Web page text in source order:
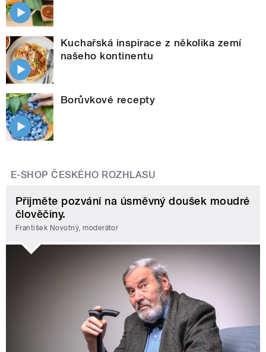
Kuchařská inspirace z několika zemí
našeho kontinentu
Borůvkové recepty
E-SHOP ČESKÉHO ROZHLASU
Přijměte pozvání na úsměvný doušek moudré
člověčiny.
František Novotný, moderátor